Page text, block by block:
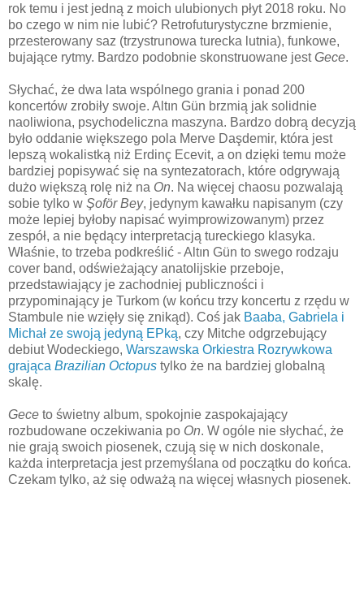
rok temu i jest jedną z moich ulubionych płyt 2018 roku. No
bo czego w nim nie lubić? Retrofuturystyczne brzmienie,
przesterowany saz (trzystrunowa turecka lutnia), funkowe,
bujające rytmy. Bardzo podobnie skonstruowane jestGece.
Słychać, że dwa lata wspólnego grania i ponad 200
koncertów zrobiły swoje. Altın Gün brzmią jak solidnie
naoliwiona, psychodeliczna maszyna. Bardzo dobrą decyzją
było oddanie większego pola Merve Daşdemir, która jest
lepszą wokalistką niż Erdinç Ecevit, a on dzięki temu może
bardziej popisywać się na syntezatorach, które odgrywają
dużo większą rolę niż na On. Na więcej chaosu pozwalają
sobie tylko w Şoför Bey, jedynym kawałku napisanym (czy
może lepiej byłoby napisać wyimprowizowanym) przez
zespół, a nie będący interpretacją tureckiego klasyka.
Właśnie, to trzeba podkreślić - Altın Gün to swego rodzaju
cover band, odświeżający anatolijskie przeboje,
przedstawiający je zachodniej publiczności i
przypominający je Turkom (w końcu trzy koncertu z rzędu w
Stambule nie wzięły się znikąd). Coś jak Baaba, Gabriela i
Michał ze swoją jedyną EPką, czy Mitche odgrzebujący
debiut Wodeckiego, Warszawska Orkiestra Rozrywkowa
grająca Brazilian Octopus tylko że na bardziej globalną
skalę.
Gece to świetny album, spokojnie zaspokajający
rozbudowane oczekiwania po On. W ogóle nie słychać, że
nie grają swoich piosenek, czują się w nich doskonale,
każda interpretacja jest przemyślana od początku do końca.
Czekam tylko, aż się odważą na więcej własnych piosenek.